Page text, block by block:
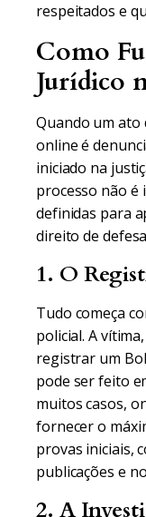
respeitados e
Como
Jurídico
Quando um ato
online é
iniciado na
processo não é
definidas para
direito de
1. O
Tudo começa
policial. A
registrar um
pode ser feito
muitos casos,
fornecer o
provas iniciais,
publicações e
2. A